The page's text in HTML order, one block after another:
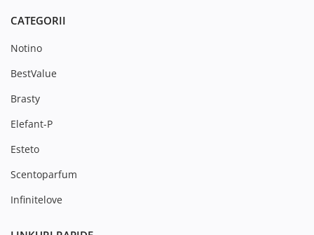
CATEGORII
Notino
BestValue
Brasty
Elefant-P
Esteto
Scentoparfum
Infinitelove